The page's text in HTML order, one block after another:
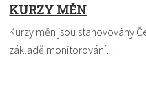
KURZY MĚN
Kurzy měn jsou stanovovány
základě monitorování…